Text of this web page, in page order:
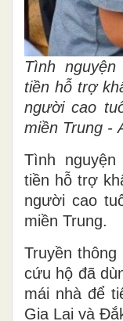
Tình
tiền hỗ trợ
người cao
miền Trung -
Tình
tiền hỗ trợ
người cao
miền Trung.
Truyền
cứu hộ đã
mái nhà để
Gia Lai và